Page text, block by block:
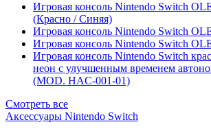
Игровая консоль Nintendo Switch
(Красно / Синяя)
Игровая консоль Nintendo Switch
Игровая консоль Nintendo Switch
Игровая консоль Nintendo Switch
неон с улучшенным временем
(MOD. HAC-001-01)
Смотреть все
Аксессуары Nintendo Switch